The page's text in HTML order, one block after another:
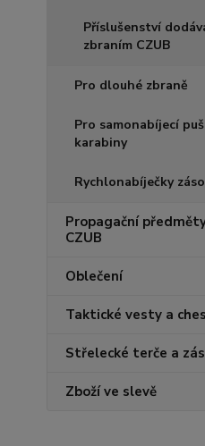
Příslušenství
zbraním CZUB
Pro dlouhé zbraně
Pro samonabíjecí
karabiny
Rychlonabíječky
Propagační
CZUB
Oblečení
Taktické vesty a
Střelecké terče a
Zboží ve slevě